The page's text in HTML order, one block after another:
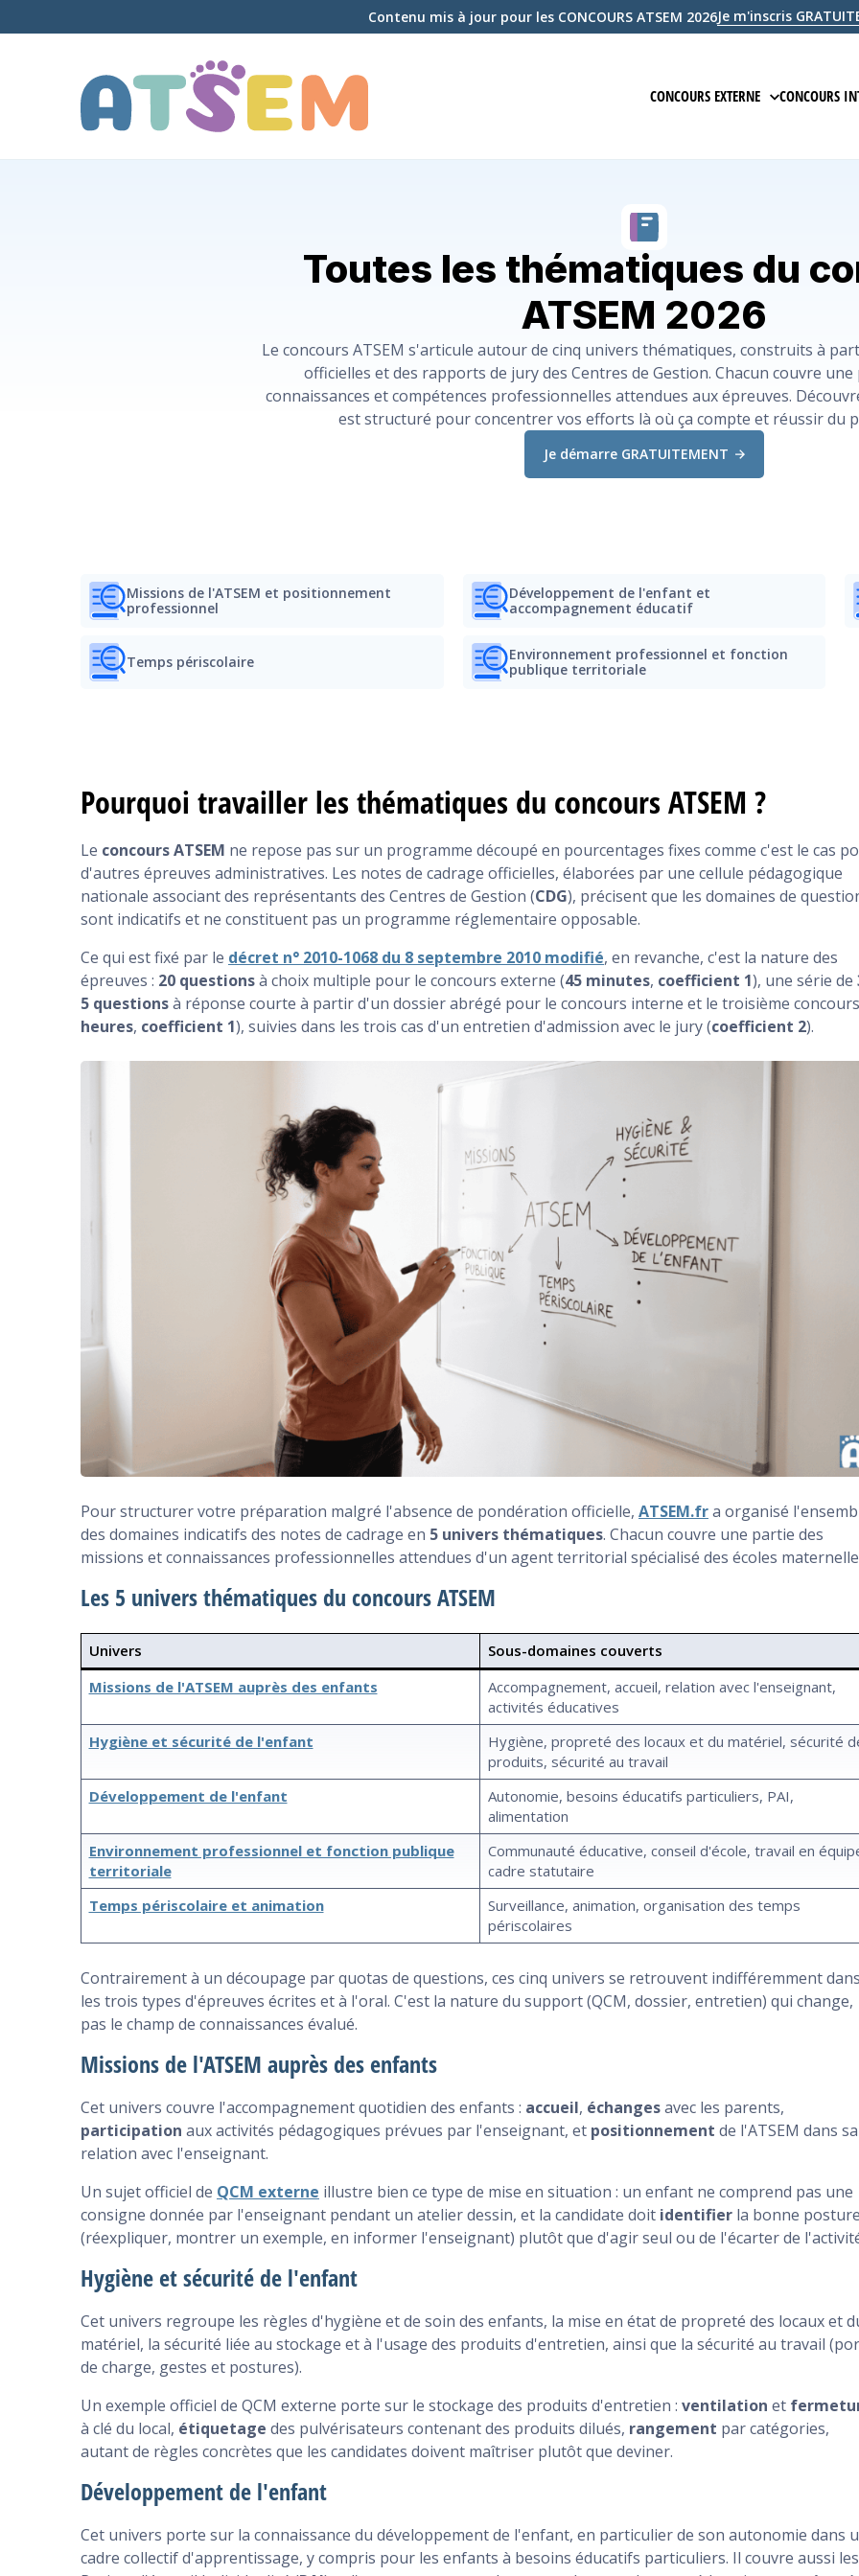
Contenu mis à jour pour les CONCOURS ATSEM 2026Je m'inscris
CONCOURS EXTERNE
PRÉPARATION EN LIGNE
ÉPREUVE D'ADMISSION
QCM
EXAMEN BLANC
ANNALES
CONCOURS
ANNALES
EXAMEN
Toutes les thématiques du
ATSEM 2026
Le concours ATSEM s'articule autour de cinq univers thématiques, construits à
officielles et des rapports de jury des Centres de Gestion. Chacun couvre
connaissances et compétences professionnelles attendues aux épreuves.
est structuré pour concentrer vos efforts là où ça compte et réussir du
Je démarre GRATUITEMENT
Missions de l'ATSEM et positionnement
professionnel
Développement de l'enfant et
accompagnement éducatif
Temps périscolaire
Environnement professionnel et fonction
publique territoriale
Pourquoi travailler les thématiques du concours ATSEM ?
Le concours ATSEM ne repose pas sur un programme découpé en pourcentages fixes comme c'est le cas
d'autres épreuves administratives. Les notes de cadrage officielles, élaborées par une cellule pédagogique
nationale associant des représentants des Centres de Gestion (CDG), précisent que les domaines de
sont indicatifs et ne constituent pas un programme réglementaire opposable.
Ce qui est fixé par le décret n° 2010-1068 du 8 septembre 2010 modifié, en revanche, c'est la nature des
épreuves : 20 questionsà choix multiple pour le concours externe (45 minutes, coefficient 1), une série de
5 questionsà réponse courte à partir d'un dossier abrégé pour le concours interne et le troisième
heures, coefficient 1), suivies dans les trois cas d'un entretien d'admission avec le jury (coefficient 2).
Pour structurer votre préparation malgré l'absence de pondération officielle, ATSEM.fra organisé
des domaines indicatifs des notes de cadrage en 5 univers thématiques. Chacun couvre une partie des
missions et connaissances professionnelles attendues d'un agent territorial spécialisé des écoles
Les 5 univers thématiques du concours ATSEM
Univers
Sous-domaines couverts
Missions de l'ATSEM auprès des enfants
Accompagnement, accueil, relation avec l'enseignant,
activités éducatives
Hygiène et sécurité de l'enfant
Hygiène, propreté des locaux et du matériel, sécurité
produits, sécurité au travail
Développement de l'enfant
Autonomie, besoins éducatifs particuliers, PAI,
alimentation
Environnement professionnel et fonction publique
territoriale
Communauté éducative, conseil d'école, travail en
cadre statutaire
Temps périscolaire et animation
Surveillance, animation, organisation des temps
périscolaires
Contrairement à un découpage par quotas de questions, ces cinq univers se retrouvent indifféremment dans
les trois types d'épreuves écrites et à l'oral. C'est la nature du support (QCM, dossier, entretien) qui change,
pas le champ de connaissances évalué.
Missions de l'ATSEM auprès des enfants
Cet univers couvre l'accompagnement quotidien des enfants : accueil, échangesavec les parents,
participation aux activités pédagogiques prévues par l'enseignant, et positionnement de l'ATSEM dans sa
relation avec l'enseignant.
Un sujet officiel de QCM externe illustre bien ce type de mise en situation : un enfant ne comprend pas une
consigne donnée par l'enseignant pendant un atelier dessin, et la candidate doit identifier la bonne posture
(réexpliquer, montrer un exemple, en informer l'enseignant) plutôt que d'agir seul ou de l'écarter de
Hygiène et sécurité de l'enfant
Cet univers regroupe les règles d'hygiène et de soin des enfants, la mise en état de propreté des locaux et
matériel, la sécurité liée au stockage et à l'usage des produits d'entretien, ainsi que la sécurité au travail
de charge, gestes et postures).
Un exemple officiel de QCM externe porte sur le stockage des produits d'entretien : ventilation et
à clé du local, étiquetage des pulvérisateurs contenant des produits dilués, rangement par catégories,
autant de règles concrètes que les candidates doivent maîtriser plutôt que deviner.
Développement de l'enfant
Cet univers porte sur la connaissance du développement de l'enfant, en particulier de son autonomie dans
cadre collectif d'apprentissage, y compris pour les enfants à besoins éducatifs particuliers. Il couvre aussi les